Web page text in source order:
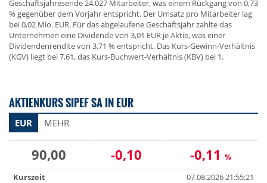
Geschäftsjahresende 24.027 Mitarbeiter, was einem Rückgang von 0,73
% gegenüber dem Vorjahr entspricht. Der Umsatz pro Mitarbeiter lag
bei 0,02 Mio. EUR. Für das abgelaufene Geschäftsjahr zahlte das
Unternehmen eine Dividende von 3,01 EUR je Aktie, was einer
Dividendenrendite von 3,71 % entspricht. Das Kurs-Gewinn-Verhältnis
(KGV) liegt bei 7,61, das Kurs-Buchwert-Verhältnis (KBV) bei 1.
AKTIENKURS SIPEF SA IN EUR
EUR MEHR
90,00 -0,10 -0,11 %
Kurszeit
07.08.2026 21:55:21